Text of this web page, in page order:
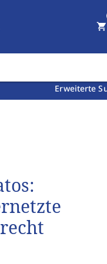
Erweiterte
shopping_cart